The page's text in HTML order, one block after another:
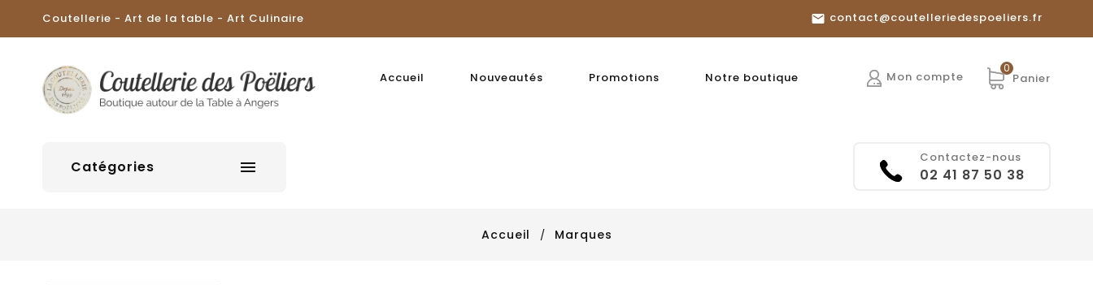
Coutellerie - Art de la table - Art Culinaire  contact@coutelleriedespoeliers.fr
Accueil Nouveautés Promotions Notre boutique Panier
0
Mon compte
Contactez-nous
02 41 87 50 38
Catégories 
Accueil Marques